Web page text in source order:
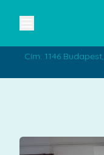
Cím: 1146